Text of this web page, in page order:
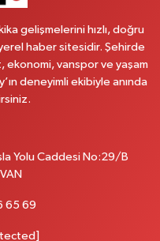
gelişmelerini hızlı, doğru
haber sitesidir. Şehirde
ekonomi, vanspor ve yaşam
deneyimli ekibiyle anında
Yolu Caddesi No:29/B
65 69